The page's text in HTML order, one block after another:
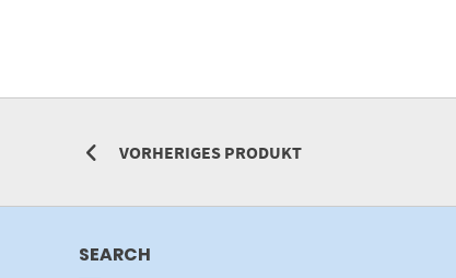
VORHERIGES PRODUKT
SEARCH